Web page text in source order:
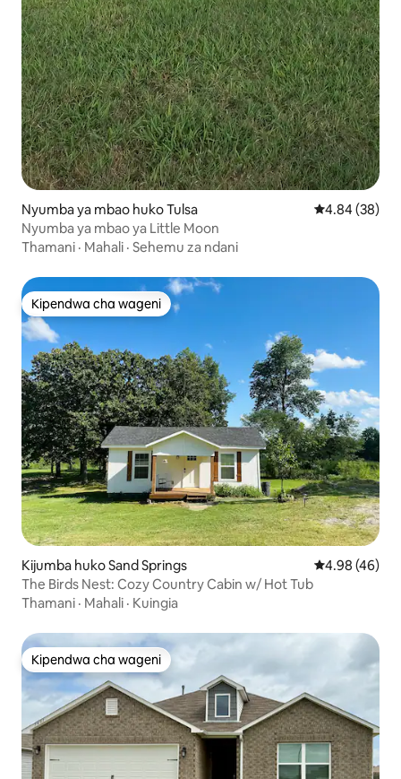
Nyumba ya mbao huko Tulsa Ukadiriaji wa
4.84 (38)
Nyumba ya mbao ya Little Moon
Thamani · Mahali · Sehemu za ndani
Kipendwa cha wageni
Kipendwa cha wageni
Kijumba huko Sand Springs Ukadiriaji wa
4.98 (46)
The Birds Nest: Cozy Country Cabin w/ Hot Tub
Thamani · Mahali · Kuingia
Kipendwa cha wageni
Kipendwa cha wageni